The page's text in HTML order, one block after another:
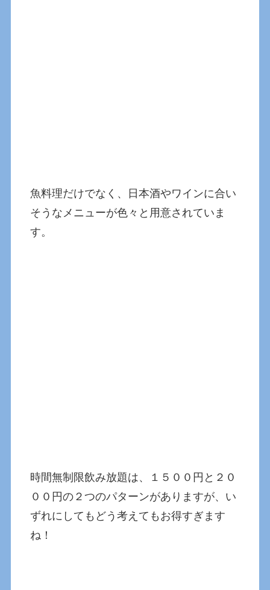
魚料理だけでなく、日本酒やワインに合い
そうなメニューが色々と用意されていま
す。
時間無制限飲み放題は、１５００円と２０
００円の２つのパターンがありますが、い
ずれにしてもどう考えてもお得すぎます
ね！